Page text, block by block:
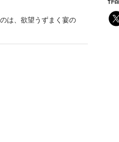
は、欲望うずまく宴の